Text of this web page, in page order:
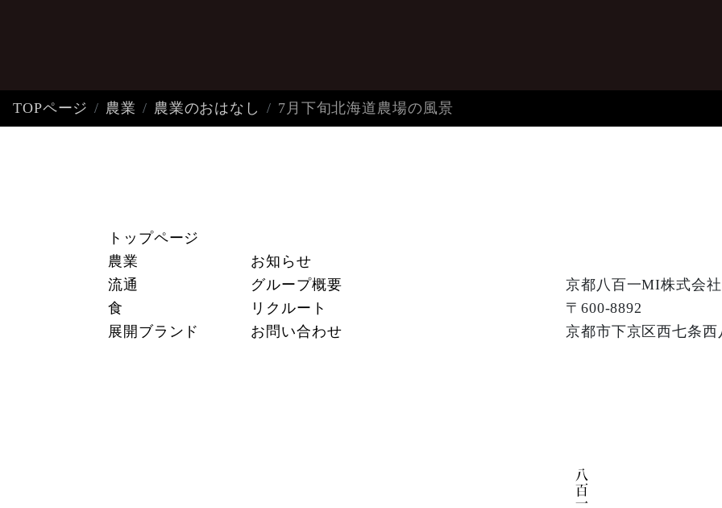
TOPページ 農業 農業のおはなし 7月下旬北海道農場の風景
トップページ
農業
流通
食
展開ブランド
お知らせ
グループ概要
リクルート
お問い合わせ
京都八百一MI株式会社
〒600-8892
京都市下京区西七条